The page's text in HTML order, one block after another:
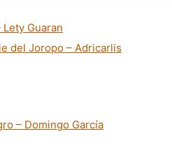
Guaran
del Joropo – Adricarlis
– Domingo García